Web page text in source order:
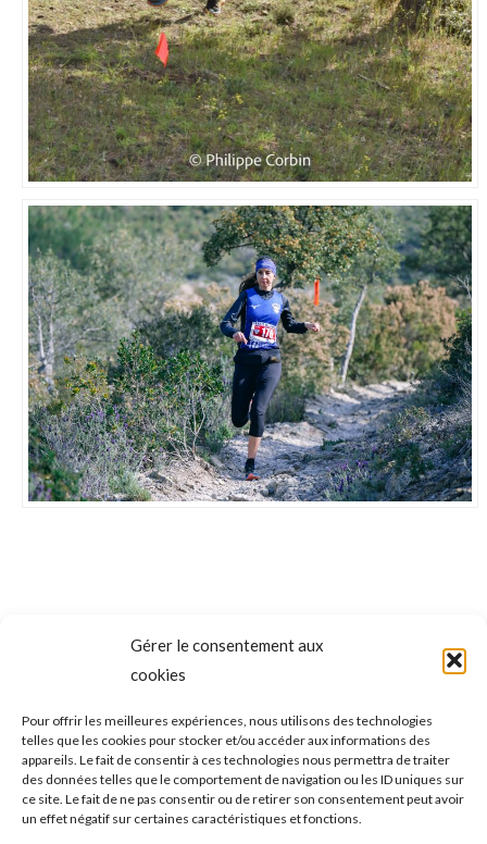
Gérer le consentement aux
cookies
Pour offrir les meilleures expériences, nous utilisons des technologies
telles que les cookies pour stocker et/ou accéder aux informations des
appareils. Le fait de consentir à ces technologies nous permettra de traiter
des données telles que le comportement de navigation ou les ID uniques sur
ce site. Le fait de ne pas consentir ou de retirer son consentement peut avoir
un effet négatif sur certaines caractéristiques et fonctions.
NAVIGATION
DE
COMMENTAIRE
ONGLET PRÉCÉDENT
Onglet
précédent
ATHLÉ – TRAILS d’HERMÈS #1 : Ici, ici, c’est
Fréjus !!!
ONGLET SUIVANT